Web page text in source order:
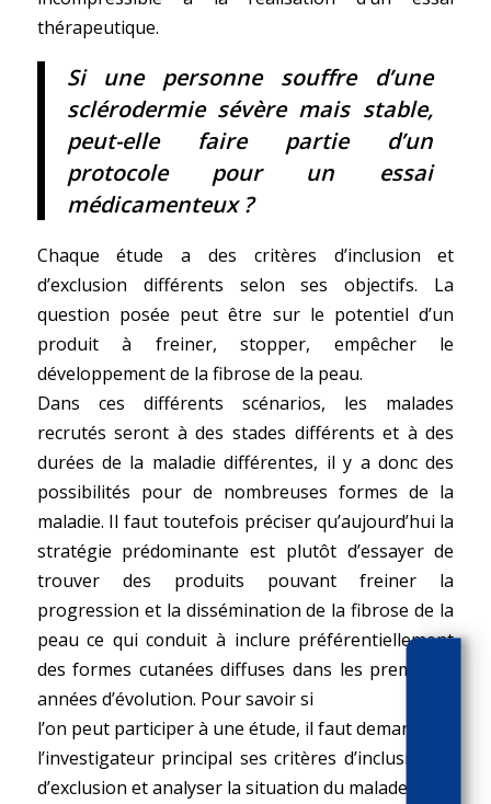
thérapeutique.
Si une personne souffre d’une
sclérodermie sévère mais stable,
peut-elle faire partie d’un
protocole pour un essai
médicamenteux ?
Chaque étude a des critères d’inclusion et
d’exclusion différents selon ses objectifs. La
question posée peut être sur le potentiel d’un
produit à freiner, stopper, empêcher le
développement de la fibrose de la peau.
Dans ces différents scénarios, les malades
recrutés seront à des stades différents et à des
durées de la maladie différentes, il y a donc des
possibilités pour de nombreuses formes de la
maladie. Il faut toutefois préciser qu’aujourd’hui la
stratégie prédominante est plutôt d’essayer de
trouver des produits pouvant freiner la
progression et la dissémination de la fibrose de la
peau ce qui conduit à inclure préférentiellement
des formes cutanées diffuses dans les premières
années d’évolution. Pour savoir si
l’on peut participer à une étude, il faut demander à
l’investigateur principal ses critères d’inclusion et
d’exclusion et analyser la situation du malade.